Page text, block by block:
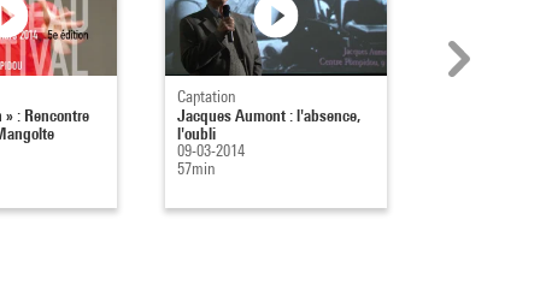
» : Rencontre
Captation
Jacques Aumont : l'absence,
l'oubli
09-03-2014
57min